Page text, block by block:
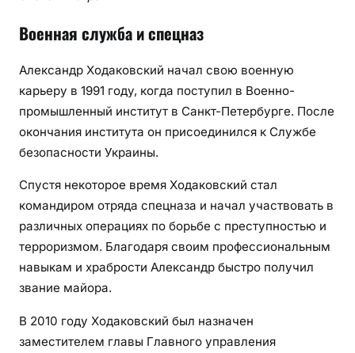
Военная служба и спецназ
Александр Ходаковский начал свою военную
карьеру в 1991 году, когда поступил в Военно-
промышленный институт в Санкт-Петербурге. После
окончания института он присоединился к Службе
безопасности Украины.
Спустя некоторое время Ходаковский стал
командиром отряда спецназа и начал участвовать в
различных операциях по борьбе с преступностью и
терроризмом. Благодаря своим профессиональным
навыкам и храбрости Александр быстро получил
звание майора.
В 2010 году Ходаковский был назначен
заместителем главы Главного управления